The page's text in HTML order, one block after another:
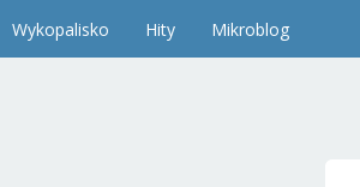
Wykopalisko Hity Mikroblog